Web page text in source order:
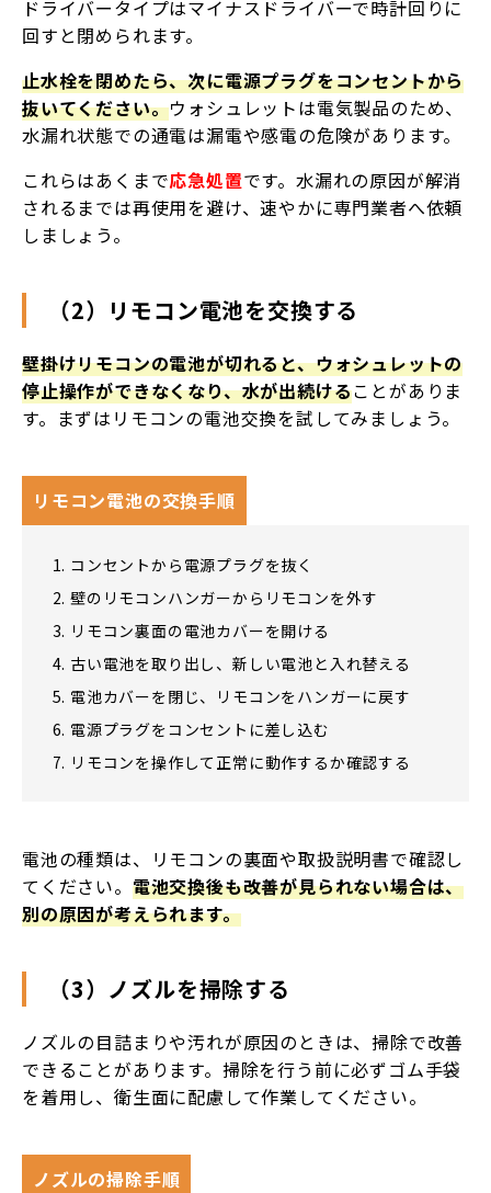
ドライバータイプはマイナスドライバーで時計回りに
回すと閉められます。
止水栓を閉めたら、次に電源プラグをコンセントから
抜いてください。ウォシュレットは電気製品のため、
水漏れ状態での通電は漏電や感電の危険があります。
これらはあくまで応急処置です。水漏れの原因が解消
されるまでは再使用を避け、速やかに専門業者へ依頼
しましょう。
（2）リモコン電池を交換する
壁掛けリモコンの電池が切れると、ウォシュレットの
停止操作ができなくなり、水が出続けることがありま
す。まずはリモコンの電池交換を試してみましょう。
リモコン電池の交換手順
コンセントから電源プラグを抜く
壁のリモコンハンガーからリモコンを外す
リモコン裏面の電池カバーを開ける
古い電池を取り出し、新しい電池と入れ替える
電池カバーを閉じ、リモコンをハンガーに戻す
電源プラグをコンセントに差し込む
リモコンを操作して正常に動作するか確認する
電池の種類は、リモコンの裏面や取扱説明書で確認し
てください。 電池交換後も改善が見られない場合は、
別の原因が考えられます。
（3）ノズルを掃除する
ノズルの目詰まりや汚れが原因のときは、掃除で改善
できることがあります。掃除を行う前に必ずゴム手袋
を着用し、衛生面に配慮して作業してください。
ノズルの掃除手順